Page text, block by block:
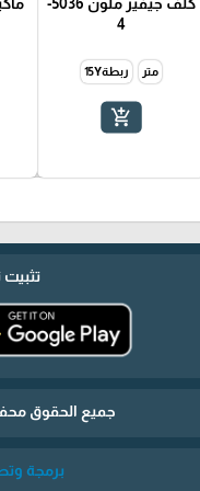
كلف جيفير ملون 5036-
4
متر ربطة15Y
add_shopping_cart
تثبيت
جميع الحقوق
برمجة